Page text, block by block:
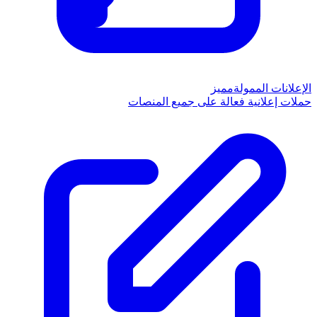
الإعلانات الممولةمميز
حملات إعلانية فعالة على جميع المنصات